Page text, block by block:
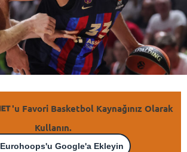
'u Favori Basketbol Kaynağınız Olarak
Kullanın.
Eurohoops'u Google'a Ekleyin